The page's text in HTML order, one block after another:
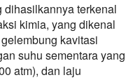
dihasilkannya terkenal
kimia, yang dikenal
kavitasi
suhu sementara yang
atm), dan laju